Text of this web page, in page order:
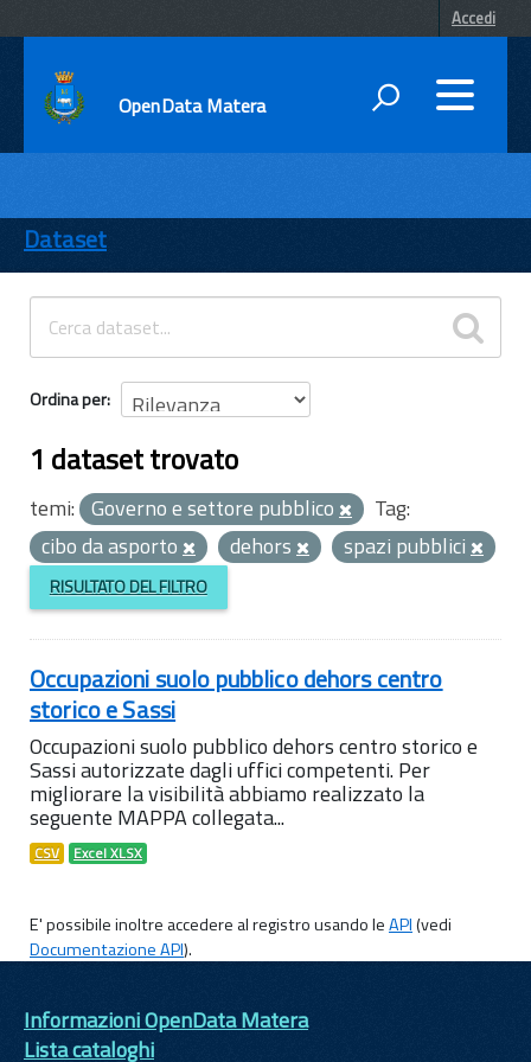
Accedi
OpenData Matera
ENTI
TEMI
INFORMAZIONI
Dataset
Ordina per
1 dataset trovato
temi: Governo e settore pubblico
Tag:
cibo da asporto
dehors spazi pubblici
RISULTATO DEL FILTRO
Occupazioni suolo pubblico dehors centro
storico e Sassi
Occupazioni suolo pubblico dehors centro storico e
Sassi autorizzate dagli uffici competenti. Per
migliorare la visibilità abbiamo realizzato la
seguente MAPPA collegata...
CSV Excel XLSX
E' possibile inoltre accedere al registro usando leAPI(vedi
Documentazione API).
Informazioni OpenData Matera
Lista cataloghi